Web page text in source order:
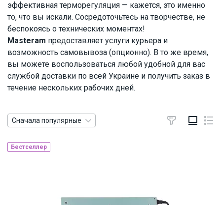
эффективная терморегуляция — кажется, это именно
то, что вы искали. Сосредоточьтесь на творчестве, не
беспокоясь о технических моментах!
Masteram предоставляет услуги курьера и
возможность самовывоза (опционно). В то же время,
вы можете воспользоваться любой удобной для вас
службой доставки по всей Украине и получить заказ в
течение нескольких рабочих дней.
Сначала популярные
Бестселлер